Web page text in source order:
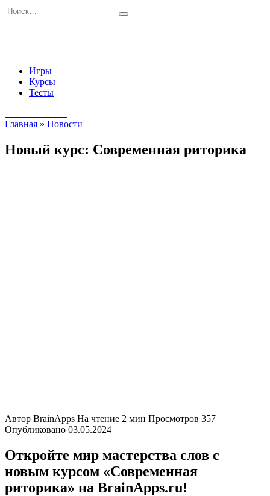
Перейти
к
Search
for:
Игры
Курсы
Тесты
Главная » Новости
Новый курс: Современная риторика
Автор BrainApps На чтение 2 мин Просмотров 357
Опубликовано 03.05.2024
Откройте мир мастерства слов с
новым курсом «Современная
риторика» на BrainApps.ru!